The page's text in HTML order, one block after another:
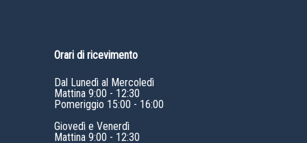
Orari di ricevimento
Dal Lunedì al Mercoledì
Mattina 9:00 - 12:30
Pomeriggio 15:00 - 16:00
Giovedì e Venerdì
Mattina 9:00 - 12:30